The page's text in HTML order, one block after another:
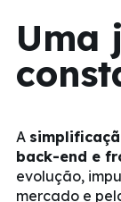
Uma
A
back-end e
evolução,
mercado e